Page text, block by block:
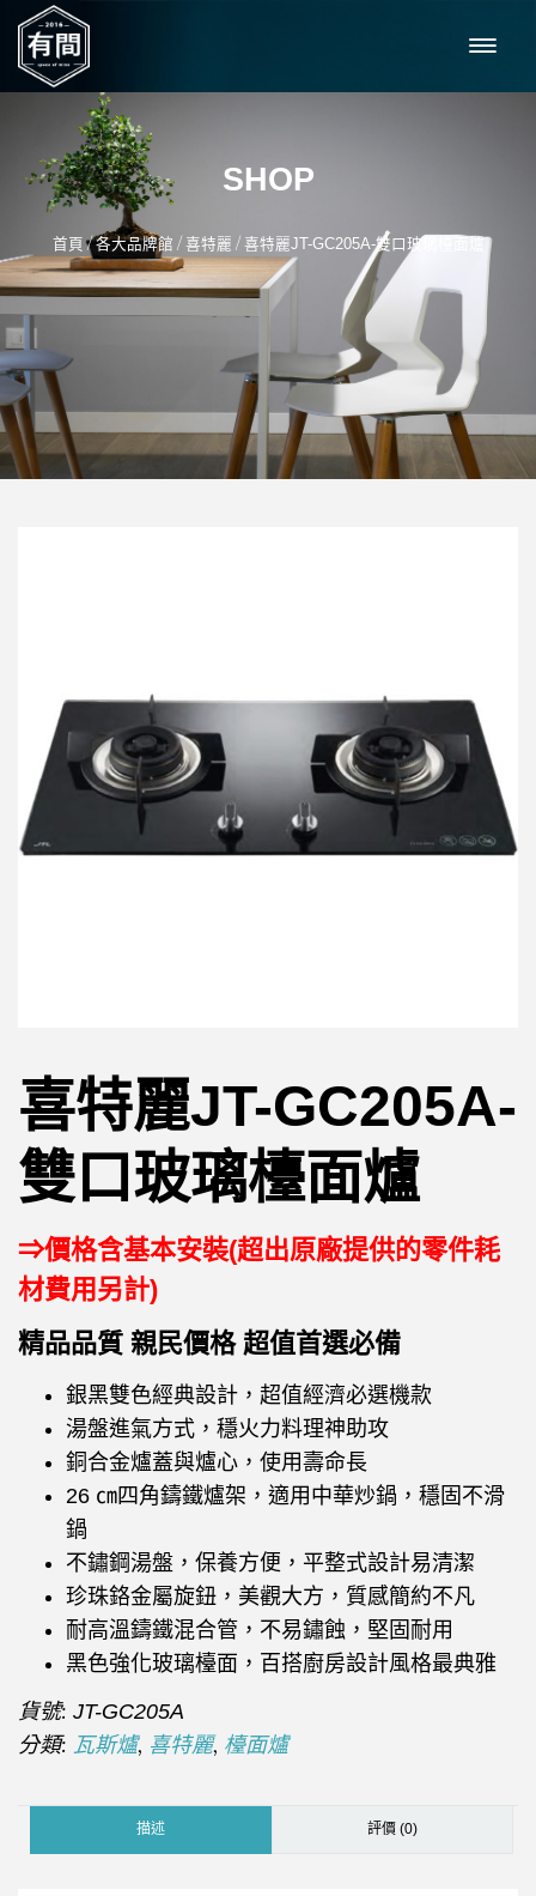
SHOP
首頁 /各大品牌館 / 喜特麗 / 喜特麗JT-GC205A-雙口玻璃檯面爐
喜特麗JT-GC205A-
雙口玻璃檯面爐
⇒價格含基本安裝(超出原廠提供的零件耗
材費用另計)
精品品質 親民價格 超值首選必備
銀黑雙色經典設計，超值經濟必選機款
湯盤進氣方式，穩火力料理神助攻
銅合金爐蓋與爐心，使用壽命長
26 ㎝四角鑄鐵爐架，適用中華炒鍋，穩固不滑
鍋
不鏽鋼湯盤，保養方便，平整式設計易清潔
珍珠鉻金屬旋鈕，美觀大方，質感簡約不凡
耐高溫鑄鐵混合管，不易鏽蝕，堅固耐用
黑色強化玻璃檯面，百搭廚房設計風格最典雅
貨號: JT-GC205A
分類: 瓦斯爐, 喜特麗, 檯面爐
描述 評價 (0)